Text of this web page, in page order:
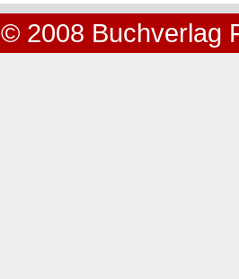
© 2008 Buchverlag